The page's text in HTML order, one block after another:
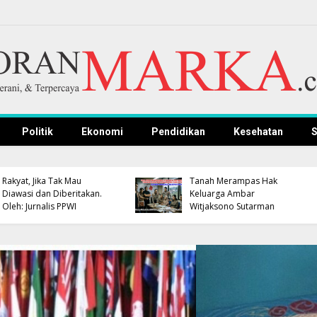
Politik Ekonomi Pendidikan Kesehatan
Pengembangan
Kompetensi ASN Tetap
Jalan
Persib, Bupati dan
Kapolres Dipastikan
Hadir